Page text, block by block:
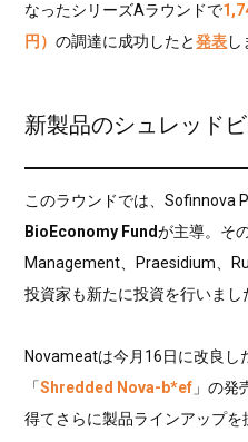
なったシリーズAラウンドで
円）の調達に成功したと発表し
新製品のシュレッド
このラウンドでは、Sofinnova
BioEconomy Fundが主導。そ
Management、Praesidium、
投資家も新たに投資を行いまし
Novameatは今月16日に改良し
「Shredded Nova-b*ef 」の発
得てさらに製品ラインアップを